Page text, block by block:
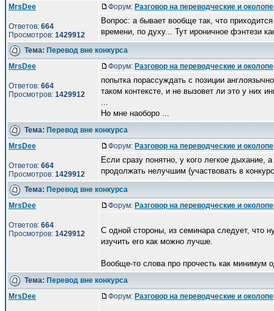
MrsDee
Ответов: 664
Просмотров: 1429912
Форум: Разговор на переводческие и
Вопрос: а бывает вообще так, что
времени, по духу... Тут ироничное фэнтези
Тема: Перевод вне конкурса
MrsDee
Ответов: 664
Просмотров: 1429912
Форум: Разговор на переводческие и
попытка порассуждать с позиции
таком контексте, и не вызовет ли это у них
...
Но мне наоборо ...
Тема: Перевод вне конкурса
MrsDee
Ответов: 664
Просмотров: 1429912
Форум: Разговор на переводческие и
Если сразу понятно, у кого легкое дыхание,
продолжать нелучшим (участвовать в
Тема: Перевод вне конкурса
MrsDee
Ответов: 664
Просмотров: 1429912
Форум: Разговор на переводческие и
С одной стороны, из семинара следует, что
изучить его как можно лучше.
Вообще-то слова про прочесть как минимум
Тема: Перевод вне конкурса
MrsDee
Форум: Разговор на переводческие и